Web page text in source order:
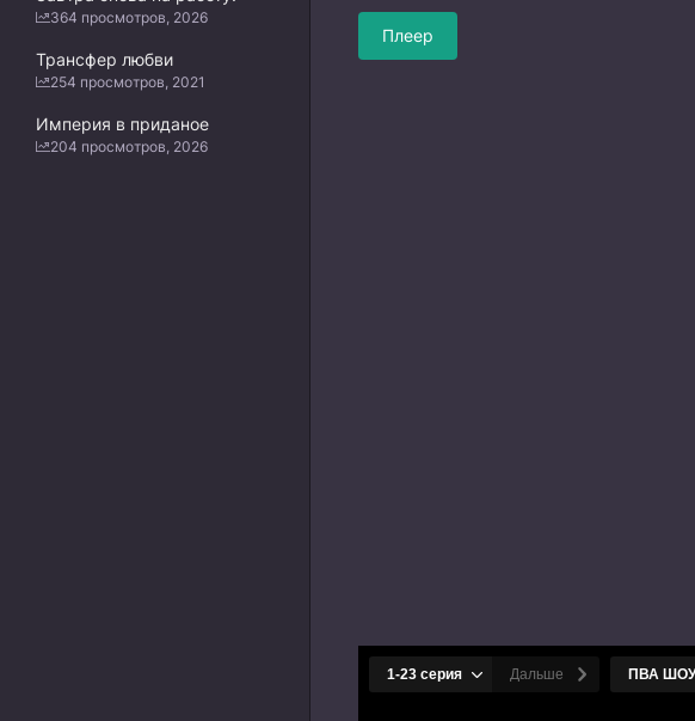
Плеер
364 просмотров, 2026
Трансфер любви
254 просмотров, 2021
Империя в приданое
204 просмотров, 2026